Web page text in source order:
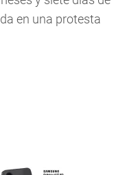
en una protesta